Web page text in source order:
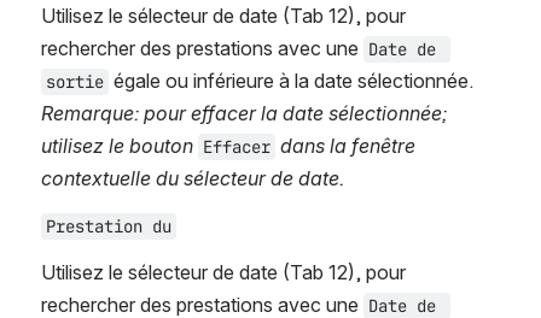
Utilisez le sélecteur de date (Tab 12), pour
rechercher des prestations avec une Date de
sortie
Remarque: pour effacer la date sélectionnée;
utilisez le bouton Effacer dans la fenêtre
contextuelle du sélecteur de date.
Prestation du
Utilisez le sélecteur de date (Tab 12), pour
rechercher des prestations avec une Date de